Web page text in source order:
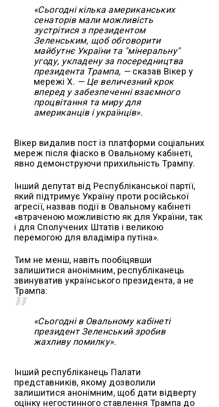
«Сьогодні кілька американських
сенаторів мали можливість
зустрітися з президентом
Зеленським, щоб обговорити
майбутнє України та "мінеральну"
угоду, укладену за посередництва
президента Трампа, — сказав Вікер у
мережі X. — Це величезний крок
вперед у забезпеченні взаємного
процвітання та миру для
американців і українців».
Вікер видалив пост із платформи соціальних
мереж після фіаско в Овальному кабінеті,
явно демонструючи прихильність Трампу.
Інший депутат від Республіканської партії,
який підтримує Україну проти російської
агресії, назвав події в Овальному кабінеті
«втраченою можливістю як для України, так
і для Сполучених Штатів і великою
перемогою для владіміра путіна».
Тим не менш, навіть пообіцявши
залишитися анонімним, республіканець
звинуватив українського президента, а не
Трампа:
«Сьогодні в Овальному кабінеті
президент Зеленський зробив
жахливу помилку».
Інший республіканець Палати
представників, якому дозволили
залишитися анонімним, щоб дати відверту
оцінку негостинного ставлення Трампа до